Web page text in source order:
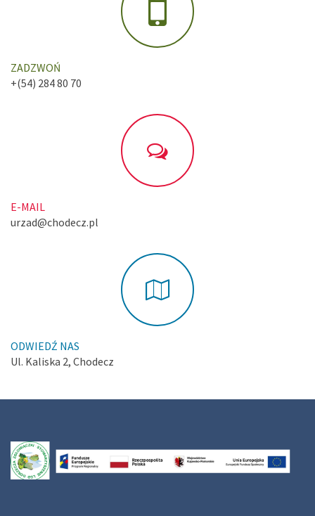
ZADZWOŃ
+(54) 284 80 70
E-MAIL
urzad@chodecz.pl
ODWIEDŹ NAS
Ul. Kaliska 2, Chodecz